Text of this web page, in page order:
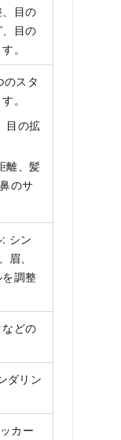
目の
目の
。
スタ
。
目の拡
離、髪
のサ
シン
、
調整
どの
ダリン
カー